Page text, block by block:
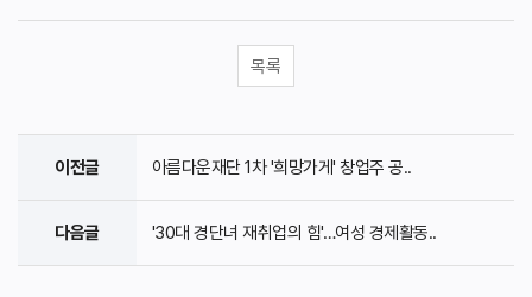
목록
이전글 아름다운재단 1차 '희망가게' 창업주 공..
다음글 '30대 경단녀 재취업의 힘'…여성 경제활동..